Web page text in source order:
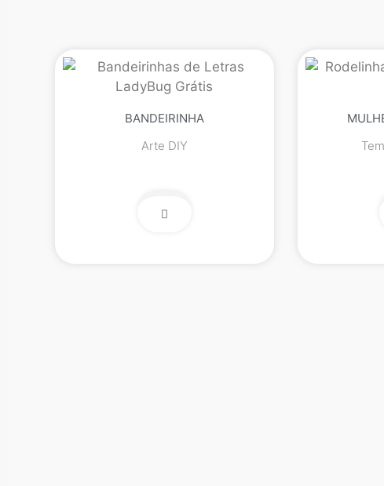
BANDEIRINHA
Arte DIY